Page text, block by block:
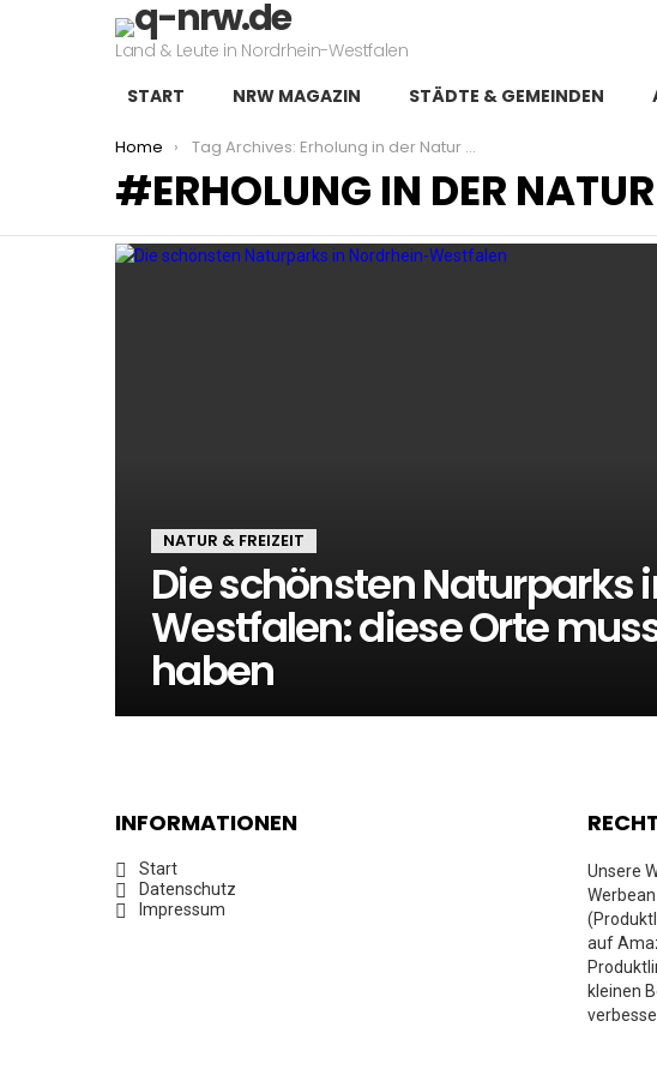
Land & Leute in Nordrhein-Westfalen
START NRW MAGAZIN STÄDTE & GEMEINDEN
You are here:
Home Tag Archives: Erholung in der Natur NRW
ERHOLUNG IN DER
LATEST
NATUR & FREIZEIT
Die schönsten Naturparks
Westfalen: diese Orte
haben
INFORMATIONEN
Start
Datenschutz
Impressum
Unsere
auf
kleinen